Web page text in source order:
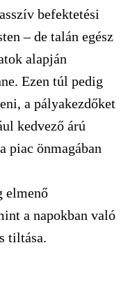
befektetési
– de talán egész
alapján
Ezen túl pedig
a pályakezdőket
kedvező árú
piac önmagában
elmenő
a napokban való
tiltása.